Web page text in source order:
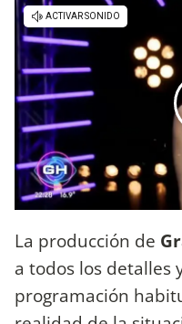
La producción de
a todos los detalles
programación